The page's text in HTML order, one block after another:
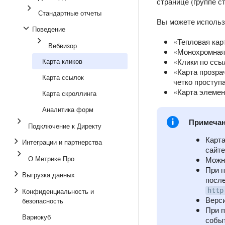
Стандартные отчеты
Поведение
Вебвизор
Карта кликов
Карта ссылок
Карта скроллинга
Аналитика форм
Подключение к Директу
Интеграции и партнерства
О Метрике Про
Выгрузка данных
Конфиденциальность и
безопасность
Вариокуб
Вы можете
«Тепловая
«Монохромная
«Клики по
«Карта
четко
«Карта
При
При